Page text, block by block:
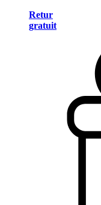
Retur
gratuit